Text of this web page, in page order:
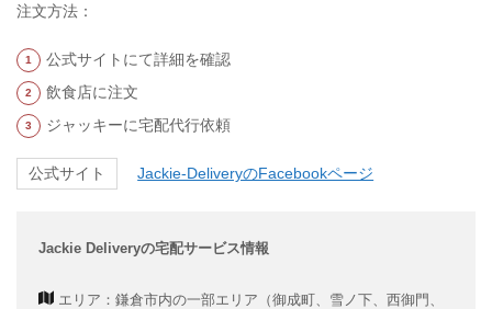
注文方法：
公式サイトにて詳細を確認
飲食店に注文
ジャッキーに宅配代行依頼
公式サイト Jackie-DeliveryのFacebookページ
Jackie Deliveryの宅配サービス情報
エリア：鎌倉市内の一部エリア（御成町、雪ノ下、西御門、